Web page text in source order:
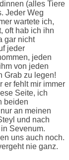
(alles Tiere
Jeder Weg
wartete ich,
oft hab ich ihn
gar nicht
jeder
jeden
von jeden
Grab zu legen!
er fehlt mir immer
Seite, ich
beiden
an meinen
und nach
Sevenum.
uns auch noch.
nie ganz.